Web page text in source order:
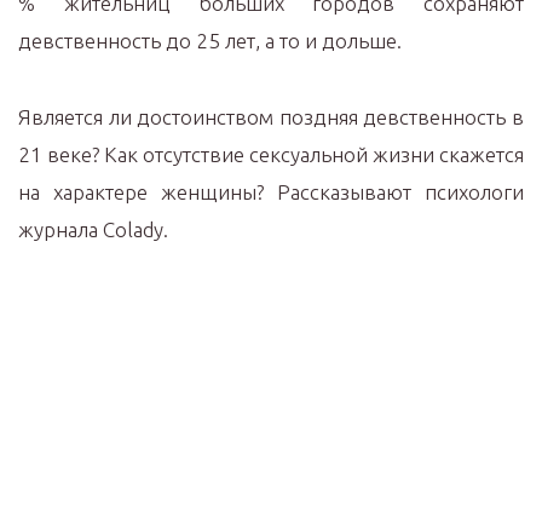
девственность до 25 лет, а то и дольше.
Является ли достоинством поздняя девственность в
21 веке? Как отсутствие сексуальной жизни скажется
на характере женщины? Рассказывают психологи
журнала Colady.